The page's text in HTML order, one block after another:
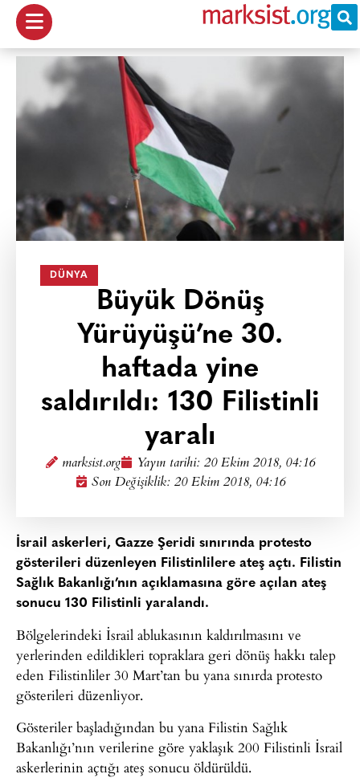
DÜNYA
Büyük Dönüş
Yürüyüşü’ne 30.
haftada yine
saldırıldı: 130 Filistinli
yaralı
marksist.org Yayın tarihi: 20 Ekim 2018, 04:16
Son Değişiklik: 20 Ekim 2018, 04:16
İsrail askerleri, Gazze Şeridi sınırında protesto
gösterileri düzenleyen Filistinlilere ateş açtı. Filistin
Sağlık Bakanlığı’nın açıklamasına göre açılan ateş
sonucu 130 Filistinli yaralandı.
Bölgelerindeki İsrail ablukasının kaldırılmasını ve
yerlerinden edildikleri topraklara geri dönüş hakkı talep
eden Filistinliler 30 Mart’tan bu yana sınırda protesto
gösterileri düzenliyor.
Gösteriler başladığından bu yana Filistin Sağlık
Bakanlığı’nın verilerine göre yaklaşık 200 Filistinli İsrail
askerlerinin açtığı ateş sonucu öldürüldü.